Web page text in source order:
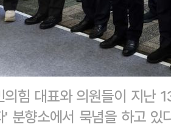
의힘 대표와 의원들이 지난
' 분향소에서 묵념을 하고